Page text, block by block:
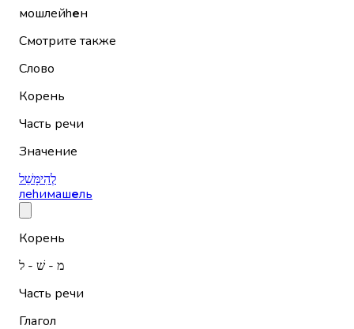
мошлейhен
Смотрите также
Слово
Корень
Часть речи
Значение
לְהִימָּשֵׁל
леhимашель
Корень
מ - שׁ - ל
Часть речи
Глагол